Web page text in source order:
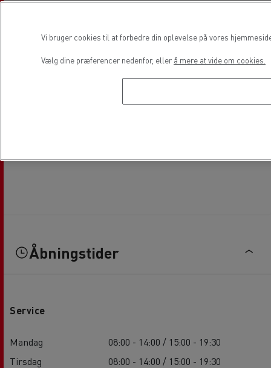
Åbningstider
Service
Mandag
08:00 - 14:00 / 15:00 - 19:30
Tirsdag
08:00 - 14:00 / 15:00 - 19:30
Vi bruger cookies til at forbedre din oplevelse på vores
Vælg dine præferencer nedenfor, eller å mere at vide om cookies.